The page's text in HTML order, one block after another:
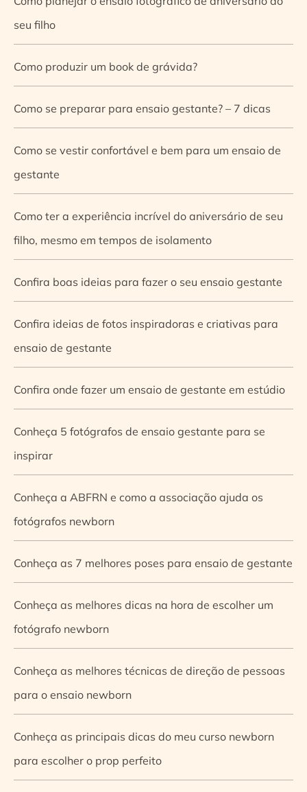
seu filho
Como produzir um book de grávida?
Como se preparar para ensaio gestante? – 7 dicas
Como se vestir confortável e bem para um ensaio de
gestante
Como ter a experiência incrível do aniversário de seu
filho, mesmo em tempos de isolamento
Confira boas ideias para fazer o seu ensaio gestante
Confira ideias de fotos inspiradoras e criativas para
ensaio de gestante
Confira onde fazer um ensaio de gestante em estúdio
Conheça 5 fotógrafos de ensaio gestante para se
inspirar
Conheça a ABFRN e como a associação ajuda os
fotógrafos newborn
Conheça as 7 melhores poses para ensaio de gestante
Conheça as melhores dicas na hora de escolher um
fotógrafo newborn
Conheça as melhores técnicas de direção de pessoas
para o ensaio newborn
Conheça as principais dicas do meu curso newborn
para escolher o prop perfeito